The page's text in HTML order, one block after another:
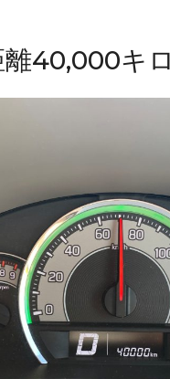
40,000キロ